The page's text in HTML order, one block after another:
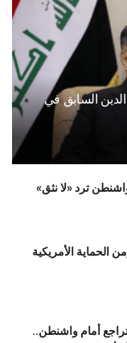
السابق في
ترد «لا نثق»
الحماية الأمريكية
أمام واشنطن..